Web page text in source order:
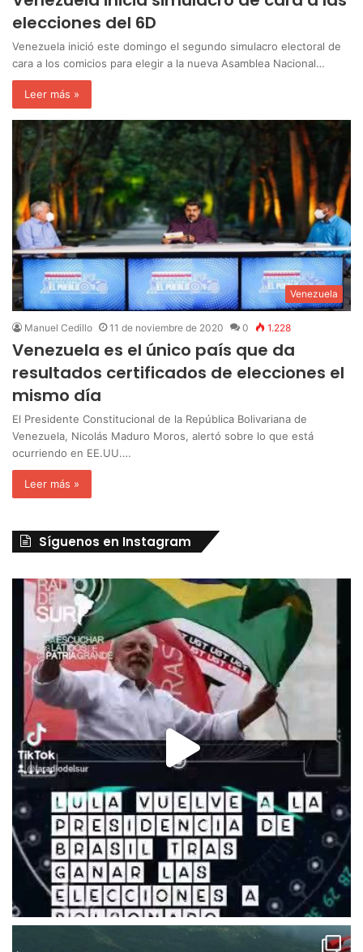
elecciones del 6D
Venezuela inició este domingo el segundo simulacro electoral de
cara a los comicios para elegir a la nueva Asamblea Nacional…
Leer más »
Venezuela
Manuel Cedillo 11 de noviembre de 2020 0 1.228
Venezuela es el único país que da
resultados certificados de elecciones el
mismo día
El Presidente Constitucional de la República Bolivariana de
Venezuela, Nicolás Maduro Moros, alertó sobre lo que está
ocurriendo en EE.UU.…
Leer más »
Síguenos en Instagram